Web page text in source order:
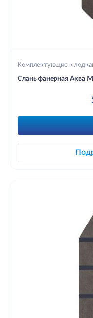
Комплектующие к
Слань фанерная Аква